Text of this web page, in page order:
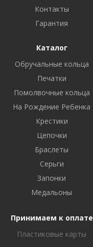
Контакты
Гарантия
Каталог
Обручальные кольца
Печатки
Помолвочные кольца
На Рождение Ребенка
Крестики
Цепочки
Браслеты
Серьги
Запонки
Медальоны
Принимаем к оплате
Пластиковые карты